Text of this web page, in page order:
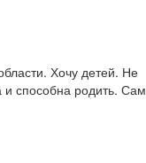
Хочу детей. Не
и способна родить. Сам